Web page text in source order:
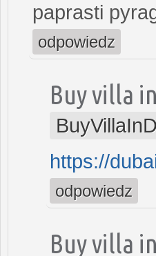
paprasti
odpowiedz
Buy villa
https://
odpowiedz
Buy villa